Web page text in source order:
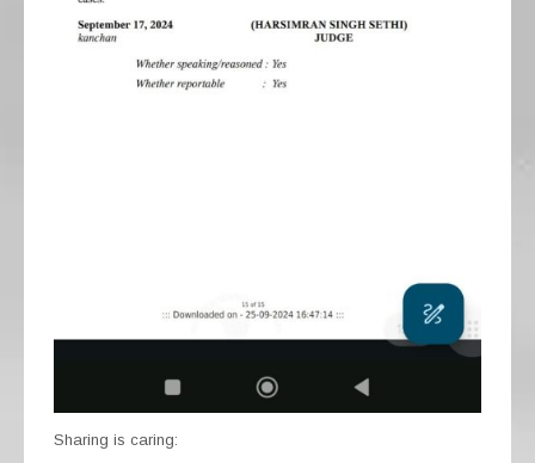
Sharing is caring: